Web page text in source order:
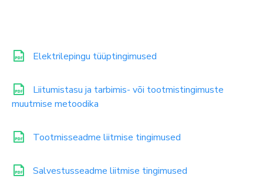
Elektrilepingu tüüptingimused
Liitumistasu ja tarbimis- või tootmistingimuste
muutmise metoodika
Tootmisseadme liitmise tingimused
Salvestusseadme liitmise tingimused